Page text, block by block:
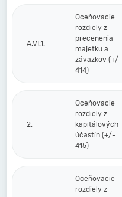
A.VI.1.
Oceňovacie
rozdiely z
precenenia
majetku a
záväzkov (+/-
414)
2.
Oceňovacie
rozdiely z
kapitálových
účastín (+/-
415)
Oceňovacie
rozdiely z